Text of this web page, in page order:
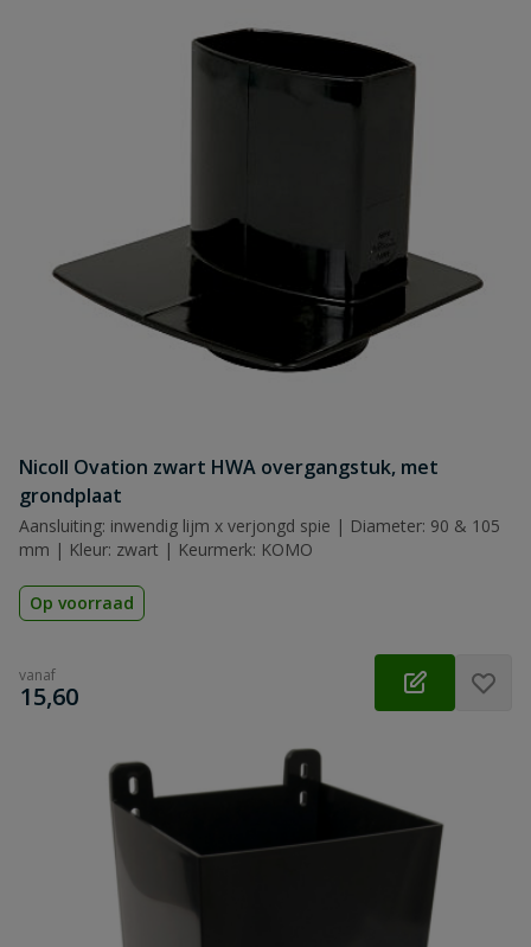
Nicoll Ovation zwart HWA overgangstuk, met
grondplaat
Aansluiting: inwendig lijm x verjongd spie | Diameter: 90 & 105
mm | Kleur: zwart | Keurmerk: KOMO
Op voorraad
vanaf
€
15,60